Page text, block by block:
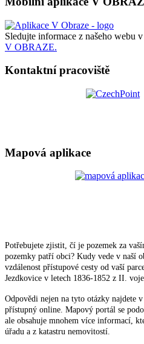
Sledujte informace z našeho webu v
V OBRAZE.
Kontaktní pracoviště
Mapová aplikace
Potřebujete zjistit, čí je pozemek za
pozemky patří obci? Kudy vede v naší
vzdálenost přístupové cesty od vaší
Jezdkovice v letech 1836-1852 z II.
Odpovědi nejen na tyto otázky najdete
přístupný online. Mapový portál se
ale obsahuje mnohem více informací,
úřadu a z katastru nemovitostí.